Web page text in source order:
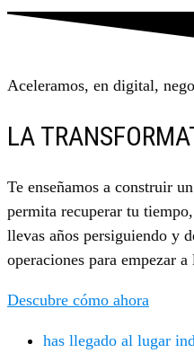
Aceleramos, en digital,
LA
Te enseñamos a construir
permita recuperar tu
llevas años persiguiendo y
operaciones para empezar a
Descubre cómo ahora
has llegado al lugar